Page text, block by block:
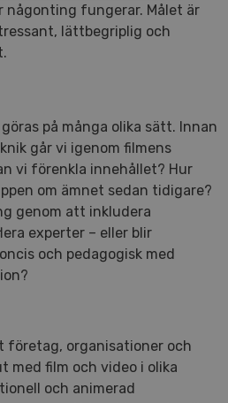
fungerar. Målet är
lättbegriplig och
på många olika sätt. Innan
går vi igenom filmens
vi förenkla innehållet? Hur
om ämnet sedan tidigare?
genom att inkludera
experter – eller blir
och pedagogisk med
företag, organisationer och
med film och video i olika
och animerad